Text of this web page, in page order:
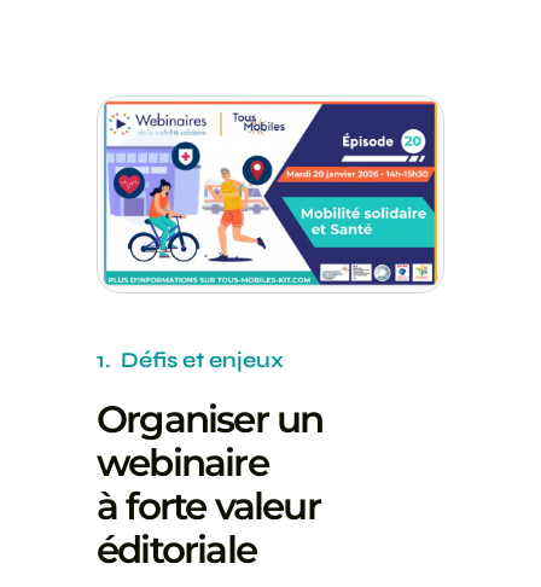
1. Défis et enjeux
Organiser un
webinaire
à forte valeur
éditoriale